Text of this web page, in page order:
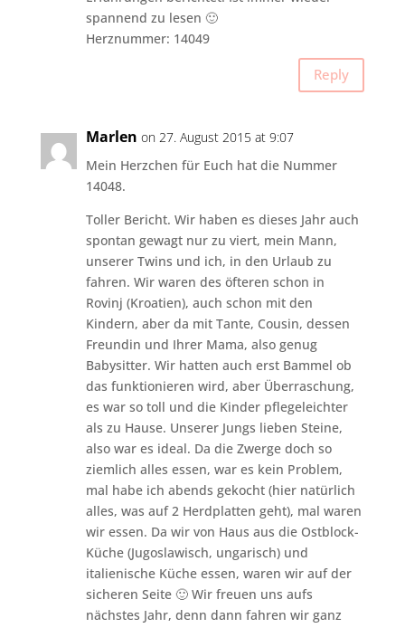
spannend zu lesen 🙂
Herznummer: 14049
Reply
Marlen on 27. August 2015 at 9:07
Mein Herzchen für Euch hat die Nummer
14048.
Toller Bericht. Wir haben es dieses Jahr auch
spontan gewagt nur zu viert, mein Mann,
unserer Twins und ich, in den Urlaub zu
fahren. Wir waren des öfteren schon in
Rovinj (Kroatien), auch schon mit den
Kindern, aber da mit Tante, Cousin, dessen
Freundin und Ihrer Mama, also genug
Babysitter. Wir hatten auch erst Bammel ob
das funktionieren wird, aber Überraschung,
es war so toll und die Kinder pflegeleichter
als zu Hause. Unserer Jungs lieben Steine,
also war es ideal. Da die Zwerge doch so
ziemlich alles essen, war es kein Problem,
mal habe ich abends gekocht (hier natürlich
alles, was auf 2 Herdplatten geht), mal waren
wir essen. Da wir von Haus aus die Ostblock-
Küche (Jugoslawisch, ungarisch) und
italienische Küche essen, waren wir auf der
sicheren Seite 🙂 Wir freuen uns aufs
nächstes Jahr, denn dann fahren wir ganz